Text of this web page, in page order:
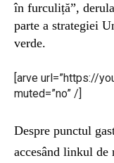
în furculiță”,
parte a strategiei
verde.
[arve url=”https://
muted=”no” /]
Despre punctul
accesând linkul de